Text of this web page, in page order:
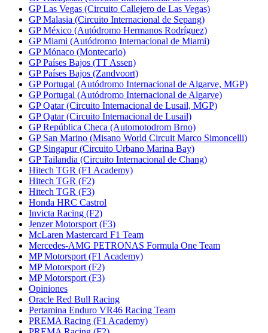
GP Las Vegas (Circuito Callejero de Las Vegas)
GP Malasia (Circuito Internacional de Sepang)
GP México (Autódromo Hermanos Rodríguez)
GP Miami (Autódromo Internacional de Miami)
GP Mónaco (Montecarlo)
GP Países Bajos (TT Assen)
GP Países Bajos (Zandvoort)
GP Portugal (Autódromo Internacional de Algarve, MGP)
GP Portugal (Autódromo Internacional de Algarve)
GP Qatar (Circuito Internacional de Lusail, MGP)
GP Qatar (Circuito Internacional de Lusail)
GP República Checa (Automotodrom Brno)
GP San Marino (Misano World Circuit Marco Simoncelli)
GP Singapur (Circuito Urbano Marina Bay)
GP Tailandia (Circuito Internacional de Chang)
Hitech TGR (F1 Academy)
Hitech TGR (F2)
Hitech TGR (F3)
Honda HRC Castrol
Invicta Racing (F2)
Jenzer Motorsport (F3)
McLaren Mastercard F1 Team
Mercedes-AMG PETRONAS Formula One Team
MP Motorsport (F1 Academy)
MP Motorsport (F2)
MP Motorsport (F3)
Opiniones
Oracle Red Bull Racing
Pertamina Enduro VR46 Racing Team
PREMA Racing (F1 Academy)